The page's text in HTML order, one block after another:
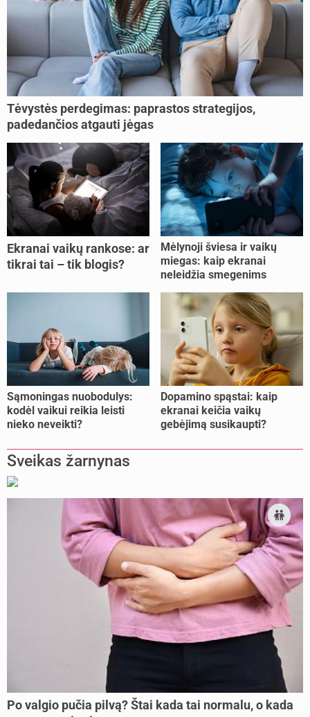
Tėvystės perdegimas: paprastos strategijos,
padedančios atgauti jėgas
Ekranai vaikų rankose: ar
tikrai tai – tik blogis?
Mėlynoji šviesa ir vaikų
miegas: kaip ekranai
neleidžia smegenims
Sąmoningas nuobodulys:
kodėl vaikui reikia leisti
nieko neveikti?
Dopamino spąstai: kaip
ekranai keičia vaikų
gebėjimą susikaupti?
Sveikas žarnynas
Po valgio pučia pilvą? Štai kada tai normalu, o kada